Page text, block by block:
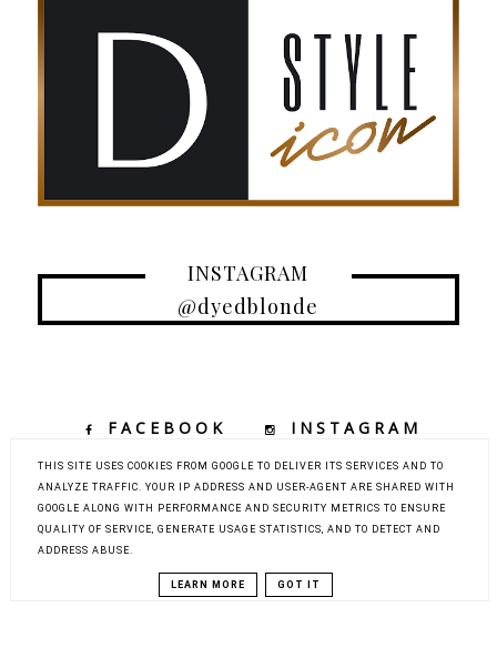
INSTAGRAM
@dyedblonde
FACEBOOK
INSTAGRAM
TIKTOK
YOUTUBE
COPYRIGHT ©
THIS SITE USES COOKIES FROM GOOGLE TO DELIVER ITS SERVICES AND TO
ANALYZE TRAFFIC. YOUR IP ADDRESS AND USER-AGENT ARE SHARED WITH
GOOGLE ALONG WITH PERFORMANCE AND SECURITY METRICS TO ENSURE
QUALITY OF SERVICE, GENERATE USAGE STATISTICS, AND TO DETECT AND
ADDRESS ABUSE.
LEARN MORE GOT IT